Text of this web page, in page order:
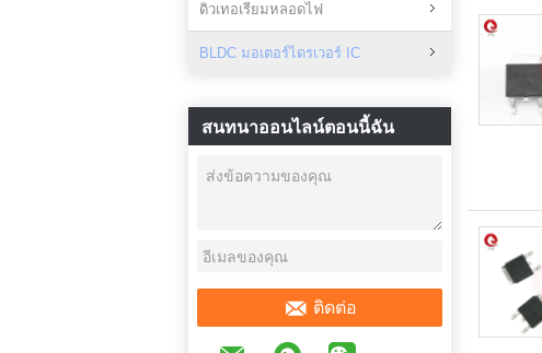
ดิวเทอเรียมหลอดไฟ
BLDC มอเตอร์ไดรเวอร์ IC
สนทนาออนไลน์ตอนนี้ฉัน
ติดต่อ